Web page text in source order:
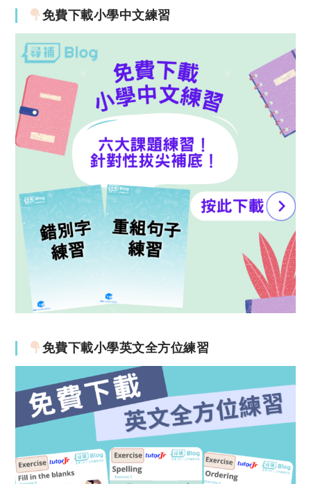
免費下載小學中文練習
免費下載小學英文全方位練習